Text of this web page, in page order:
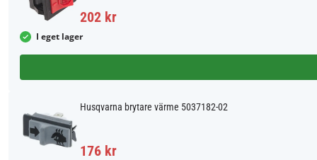
202 kr
I eget lager
Husqvarna brytare värme 5037182-02
176 kr